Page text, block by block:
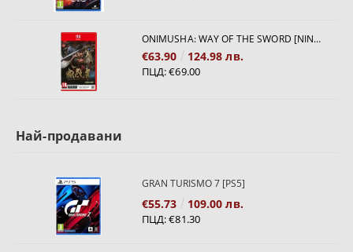
ONIMUSHA: WAY OF THE SWORD [NINTENDO SWITCH 2]
€63.90 124.98 лв.
ПЦД:€69.00
Най-продавани
GRAN TURISMO 7 [PS5]
€55.73 109.00 лв.
ПЦД:€81.30